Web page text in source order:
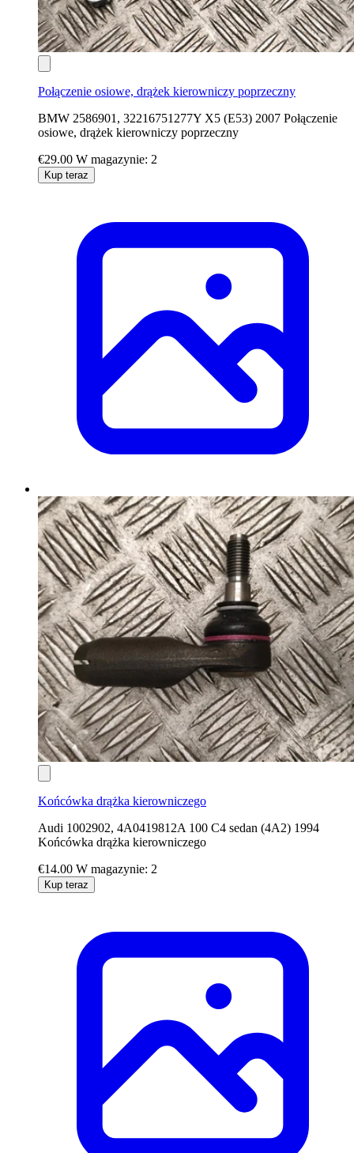
Połączenie osiowe, drążek kierowniczy poprzeczny
BMW 2586901, 32216751277Y X5 (E53) 2007 Połączenie
osiowe, drążek kierowniczy poprzeczny
€29.00 W magazynie: 2
Kup teraz
Końcówka drążka kierowniczego
Audi 1002902, 4A0419812A 100 C4 sedan (4A2) 1994
Końcówka drążka kierowniczego
€14.00 W magazynie: 2
Kup teraz